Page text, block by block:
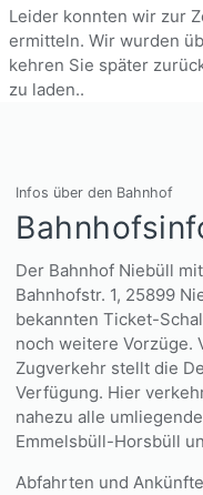
Leider konnten wir zur
ermitteln. Wir wurden
kehren Sie später
zu laden..
Infos über den Bahnhof
Der Bahnhof Niebüll
Bahnhofstr. 1, 25899
bekannten Ticket-
noch weitere Vorzüge.
Zugverkehr stellt die
Verfügung. Hier
nahezu alle
Emmelsbüll-Horsbüll
Abfahrten und